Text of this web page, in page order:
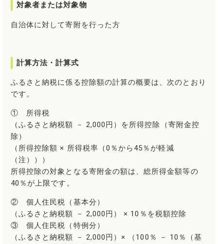
対象者または対象物
自治体に対して寄附を行った方
計算方法・計算式
ふるさと納税に係る控除額の計算の概要は、次のとおり
です。
① 所得税
（ふるさと納税額 － 2,000円）を所得控除（寄附金控
除）
（所得控除額 × 所得税率（0％から45％が軽減
（注）））
所得控除の対象となる寄附金の額は、総所得金額等の
40％が上限です。
② 個人住民税（基本分）
（ふるさと納税額 － 2,000円） × 10％を税額控除
③ 個人住民税（特例分）
（ふるさと納税額 － 2,000円）× （100％ － 10％（基